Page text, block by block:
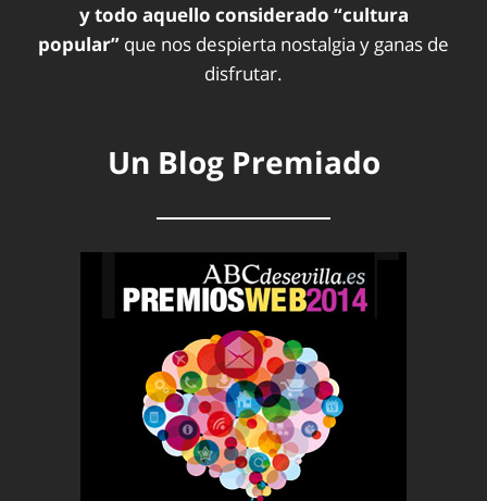
y todo aquello considerado “cultura
popular” que nos despierta nostalgia y ganas de
disfrutar.
Un Blog Premiado